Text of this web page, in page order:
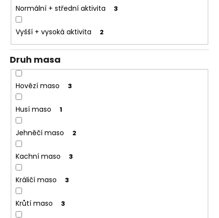
Normální + střední aktivita 3
Vyšší + vysoká aktivita 2
Druh masa
Hovězí maso 3
Husí maso 1
Jehněčí maso 2
Kachní maso 3
Králičí maso 3
Krůtí maso 3
o
p
o
u
č
u
m